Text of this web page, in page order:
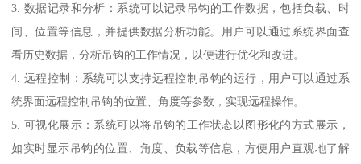
3. 数据记录和分析：系统可以记录吊钩的工作数据，包括负载、时
间、位置等信息，并提供数据分析功能。用户可以通过系统界面查
看历史数据，分析吊钩的工作情况，以便进行优化和改进。
4. 远程控制：系统可以支持远程控制吊钩的运行，用户可以通过系
统界面远程控制吊钩的位置、角度等参数，实现远程操作。
5. 可视化展示：系统可以将吊钩的工作状态以图形化的方式展示，
如实时显示吊钩的位置、角度、负载等信息，方便用户直观地了解